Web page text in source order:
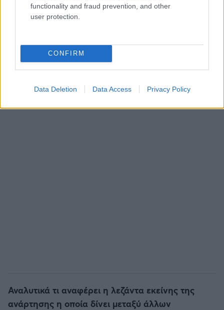
functionality and fraud prevention, and other
user protection.
CONFIRM
Data Deletion Data Access Privacy Policy
Αναλυτικά τι αναφέρει η λεζάντα εκείνης της
ανάρτησης η οποία δίνει μεταξύ άλλων